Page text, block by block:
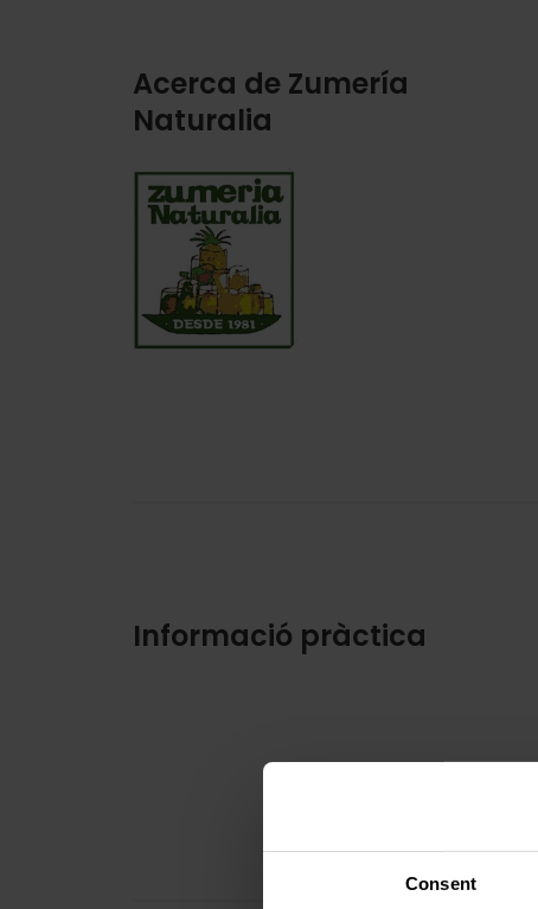
Consent
Acerca de Zumería
Naturalia
Imagen
Informació pràctica